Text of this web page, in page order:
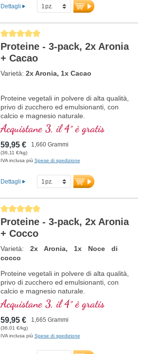
Dettagli
Average rating of 5 out of 5 stars
Proteine - 3-pack, 2x Aronia
+ Cacao
Varietà: 2x Aronia, 1x Cacao
Proteine vegetali in polvere di alta qualità,
privo di zucchero ed emulsionanti, con
calcio e magnesio naturale.
Acquistane 3, il 4° è gratis
59,95 € 1,660 Grammi
(36,11 €/kg)
IVA inclusa più Spese di spedizione
Dettagli
Average rating of 5 out of 5 stars
Proteine - 3-pack, 2x Aronia
+ Cocco
Varietà: 2x Aronia, 1x Noce di
cocco
Proteine vegetali in polvere di alta qualità,
privo di zucchero ed emulsionanti, con
calcio e magnesio naturale.
Acquistane 3, il 4° è gratis
59,95 € 1,665 Grammi
(36,01 €/kg)
IVA inclusa più Spese di spedizione